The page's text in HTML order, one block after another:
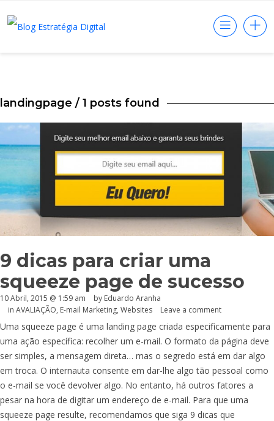
landingpage / 1 posts found
9 dicas para criar uma
squeeze page de sucesso
10 Abril, 2015 @ 1:59 am by Eduardo Aranha
in AVALIAÇÃO, E-mail Marketing, Websites Leave a comment
Uma squeeze page é uma landing page criada especificamente para
uma ação específica: recolher um e-mail. O formato da página deve
ser simples, a mensagem direta… mas o segredo está em dar algo
em troca. O internauta consente em dar-lhe algo tão pessoal como
o e-mail se você devolver algo. No entanto, há outros fatores a
pesar na hora de digitar um endereço de e-mail. Para que uma
squeeze page resulte, recomendamos que siga 9 dicas que